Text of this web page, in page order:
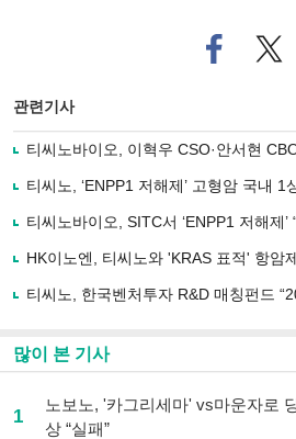
페
이
로
기
사
유
기
트위
터로
관련기사
티씨노바이오, 이혁우 CSO·안서현
티씨노, ‘ENPP1 저해제’ 고형암 국내 1
티씨노바이오, SITC서 ‘ENPP1 저해제’
HK이노엔, 티씨노와 'KRAS 표적' 항암
티씨노, 한국벤처투자 R&D 매칭펀드
많이 본 기사
1
노보노, '카그리세마' vs마운자로
상 “실패”